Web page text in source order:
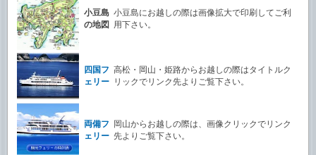
小豆島
の地図
小豆島にお越しの際は画像拡大で印刷してご利
用下さい。
四国フ
ェリー
高松・岡山・姫路からお越しの際はタイトルク
リックでリンク先よりご覧下さい。
両備フ
ェリー
岡山からお越しの際は、画像クリックでリンク
先よりご覧下さい。